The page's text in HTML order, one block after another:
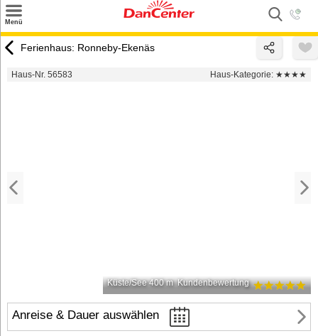
Menü
Urlaubsziele
Ferienhaus: Ronneby-Ekenäs
Haus-Nr. 56583 Haus-Kategorie: ★★★★
Küste/See 400 m Kundenbewertung
Anreise & Dauer auswählen